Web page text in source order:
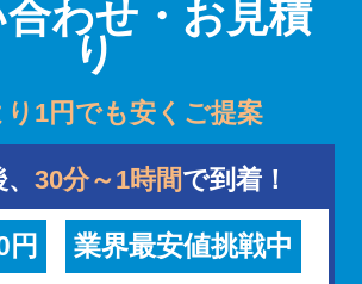
わせ・お見積
り
り1円でも安くご提案
30分～1時間で到着！
円 業界最安値挑戦中